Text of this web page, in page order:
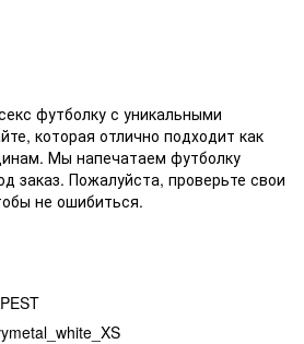
футболку с уникальными
которая отлично подходит как
Мы напечатаем футболку
заказ. Пожалуйста, проверьте свои
не ошибиться.